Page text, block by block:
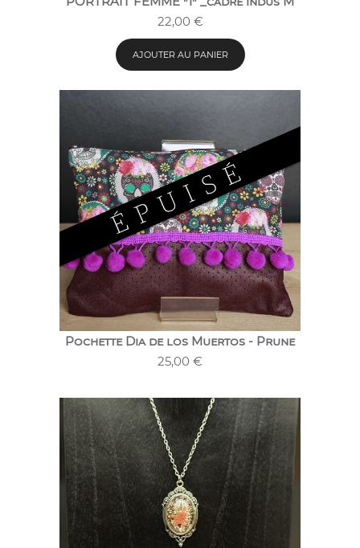
22,00 €
AJOUTER AU PANIER
Pochette Dia de los Muertos - Prune
25,00 €